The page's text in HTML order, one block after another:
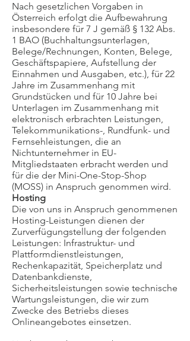
Nach gesetzlichen Vorgaben in
Österreich erfolgt die Aufbewahrung
insbesondere für 7 J gemäß § 132 Abs.
1 BAO (Buchhaltungsunterlagen,
Belege/Rechnungen, Konten, Belege,
Geschäftspapiere, Aufstellung der
Einnahmen und Ausgaben, etc.), für 22
Jahre im Zusammenhang mit
Grundstücken und für 10 Jahre bei
Unterlagen im Zusammenhang mit
elektronisch erbrachten Leistungen,
Telekommunikations-, Rundfunk- und
Fernsehleistungen, die an
Nichtunternehmer in EU-
Mitgliedstaaten erbracht werden und
für die der Mini-One-Stop-Shop
(MOSS) in Anspruch genommen wird.
Hosting
Die von uns in Anspruch genommenen
Hosting-Leistungen dienen der
Zurverfügungstellung der folgenden
Leistungen: Infrastruktur- und
Plattformdienstleistungen,
Rechenkapazität, Speicherplatz und
Datenbankdienste,
Sicherheitsleistungen sowie technische
Wartungsleistungen, die wir zum
Zwecke des Betriebs dieses
Onlineangebotes einsetzen.